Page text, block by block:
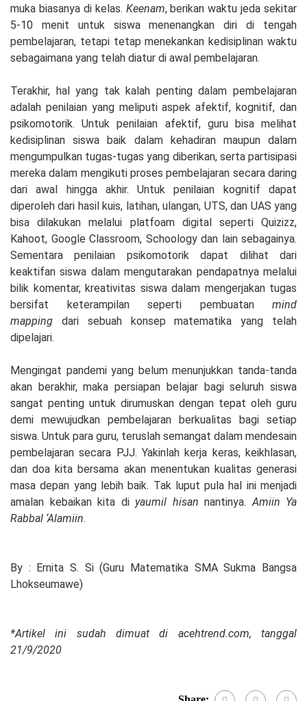
muka biasanya di kelas. Keenam, berikan waktu jeda sekitar
5-10 menit untuk siswa menenangkan diri di tengah
pembelajaran, tetapi tetap menekankan kedisiplinan waktu
sebagaimana yang telah diatur di awal pembelajaran.
Terakhir, hal yang tak kalah penting dalam pembelajaran
adalah penilaian yang meliputi aspek afektif, kognitif, dan
psikomotorik. Untuk penilaian afektif, guru bisa melihat
kedisiplinan siswa baik dalam kehadiran maupun dalam
mengumpulkan tugas-tugas yang diberikan, serta partisipasi
mereka dalam mengikuti proses pembelajaran secara daring
dari awal hingga akhir. Untuk penilaian kognitif dapat
diperoleh dari hasil kuis, latihan, ulangan, UTS, dan UAS yang
bisa dilakukan melalui platfoam digital seperti Quizizz,
Kahoot, Google Classroom, Schoology dan lain sebagainya.
Sementara penilaian psikomotorik dapat dilihat dari
keaktifan siswa dalam mengutarakan pendapatnya melalui
bilik komentar, kreativitas siswa dalam mengerjakan tugas
bersifat keterampilan seperti pembuatan mind
mapping dari sebuah konsep matematika yang telah
dipelajari.
Mengingat pandemi yang belum menunjukkan tanda-tanda
akan berakhir, maka persiapan belajar bagi seluruh siswa
sangat penting untuk dirumuskan dengan tepat oleh guru
demi mewujudkan pembelajaran berkualitas bagi setiap
siswa. Untuk para guru, teruslah semangat dalam mendesain
pembelajaran secara PJJ. Yakinlah kerja keras, keikhlasan,
dan doa kita bersama akan menentukan kualitas generasi
masa depan yang lebih baik. Tak luput pula hal ini menjadi
amalan kebaikan kita di yaumil hisan nantinya.Amiin Ya
Rabbal ‘Alamiin.
By : Ernita S. Si (Guru Matematika SMA Sukma Bangsa
Lhokseumawe)
*Artikel ini sudah dimuat di acehtrend.com, tanggal
21/9/2020